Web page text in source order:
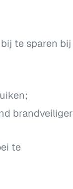
te sparen bij
brandveiliger
te